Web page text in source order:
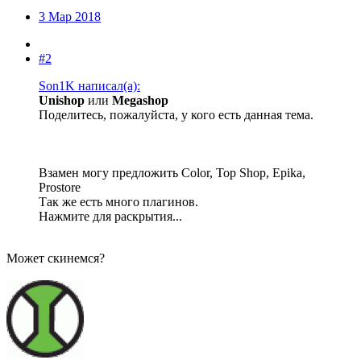
3 Мар 2018
#2
Son1K написал(а):
Unishop или Megashop
Поделитесь, пожалуйста, у кого есть данная тема.
Взамен могу предложить Color, Top Shop, Epika,
Prostore
Так же есть много плагинов.
Нажмите для раскрытия...
Может скинемся?